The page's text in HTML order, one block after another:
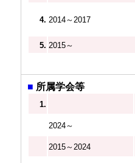
4. 2014～2017
5. 2015～
■ 所属学会等
1.
2024～
2015～2024